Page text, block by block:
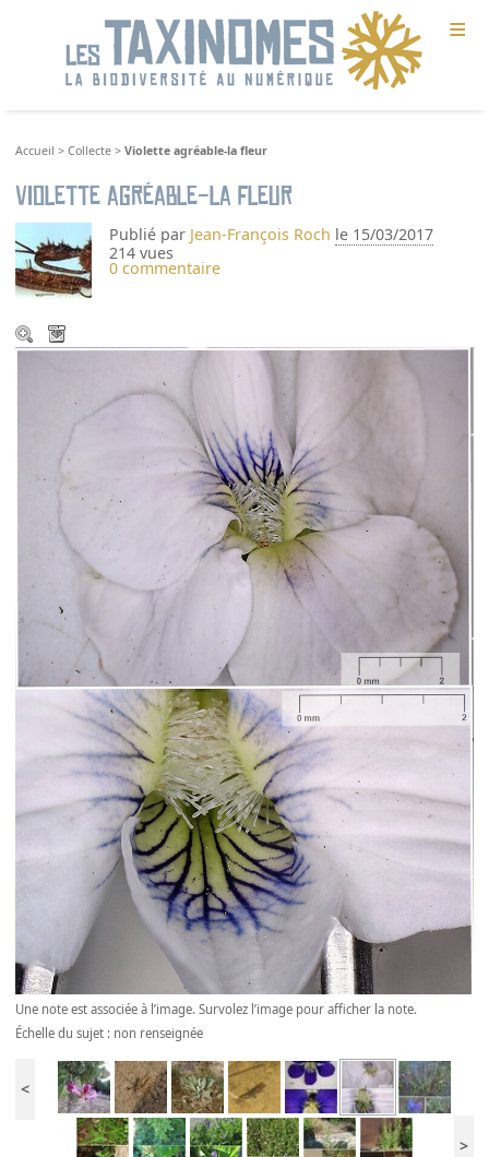
≡
Accueil >Collecte >Violette agréable-la fleur
Violette agréable-la fleur
Publié par Jean-François Roch le 15/03/2017
214 vues
0 commentaire
Une note est associée à l’image. Survolez l’image pour afficher la note.
Échelle du sujet : non renseignée
<
>